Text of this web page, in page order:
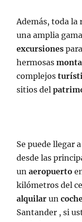
Además, toda la
una amplia
excursiones
hermosas
complejos
sitios del
Se puede llegar
desde las
unaeropuerto
kilómetros del
alquilar un
Santander , si